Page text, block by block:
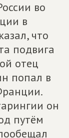
во
в
что
подвига
отец
попал в
он
путём